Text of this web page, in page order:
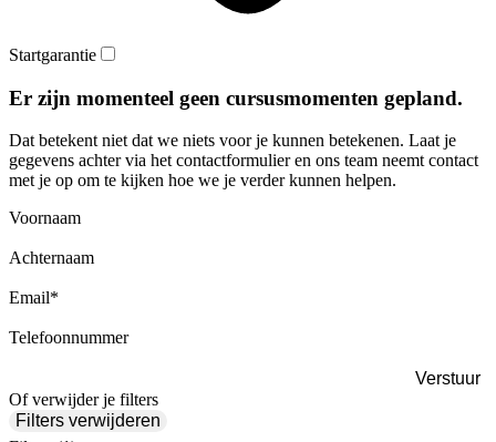
Startgarantie
Er zijn momenteel geen cursusmomenten gepland.
Dat betekent niet dat we niets voor je kunnen betekenen. Laat je
gegevens achter via het contactformulier en ons team neemt contact
met je op om te kijken hoe we je verder kunnen helpen.
Voornaam
Achternaam
Email*
Telefoonnummer
Of verwijder je filters
Filters verwijderen